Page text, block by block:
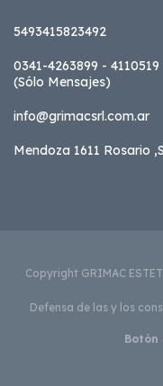
5493415823492
0341-4263899 -
(Sólo Mensajes)
info@grimacsrl.com.ar
Mendoza 1611 Rosario
Copyright GRIMAC
Defensa de las y los